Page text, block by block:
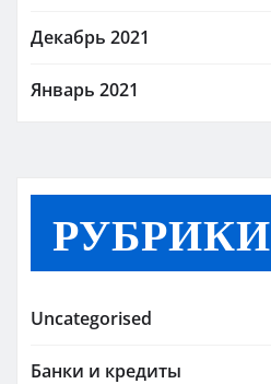
Декабрь 2021
Январь 2021
РУБРИКИ
Uncategorised
Банки и кредиты